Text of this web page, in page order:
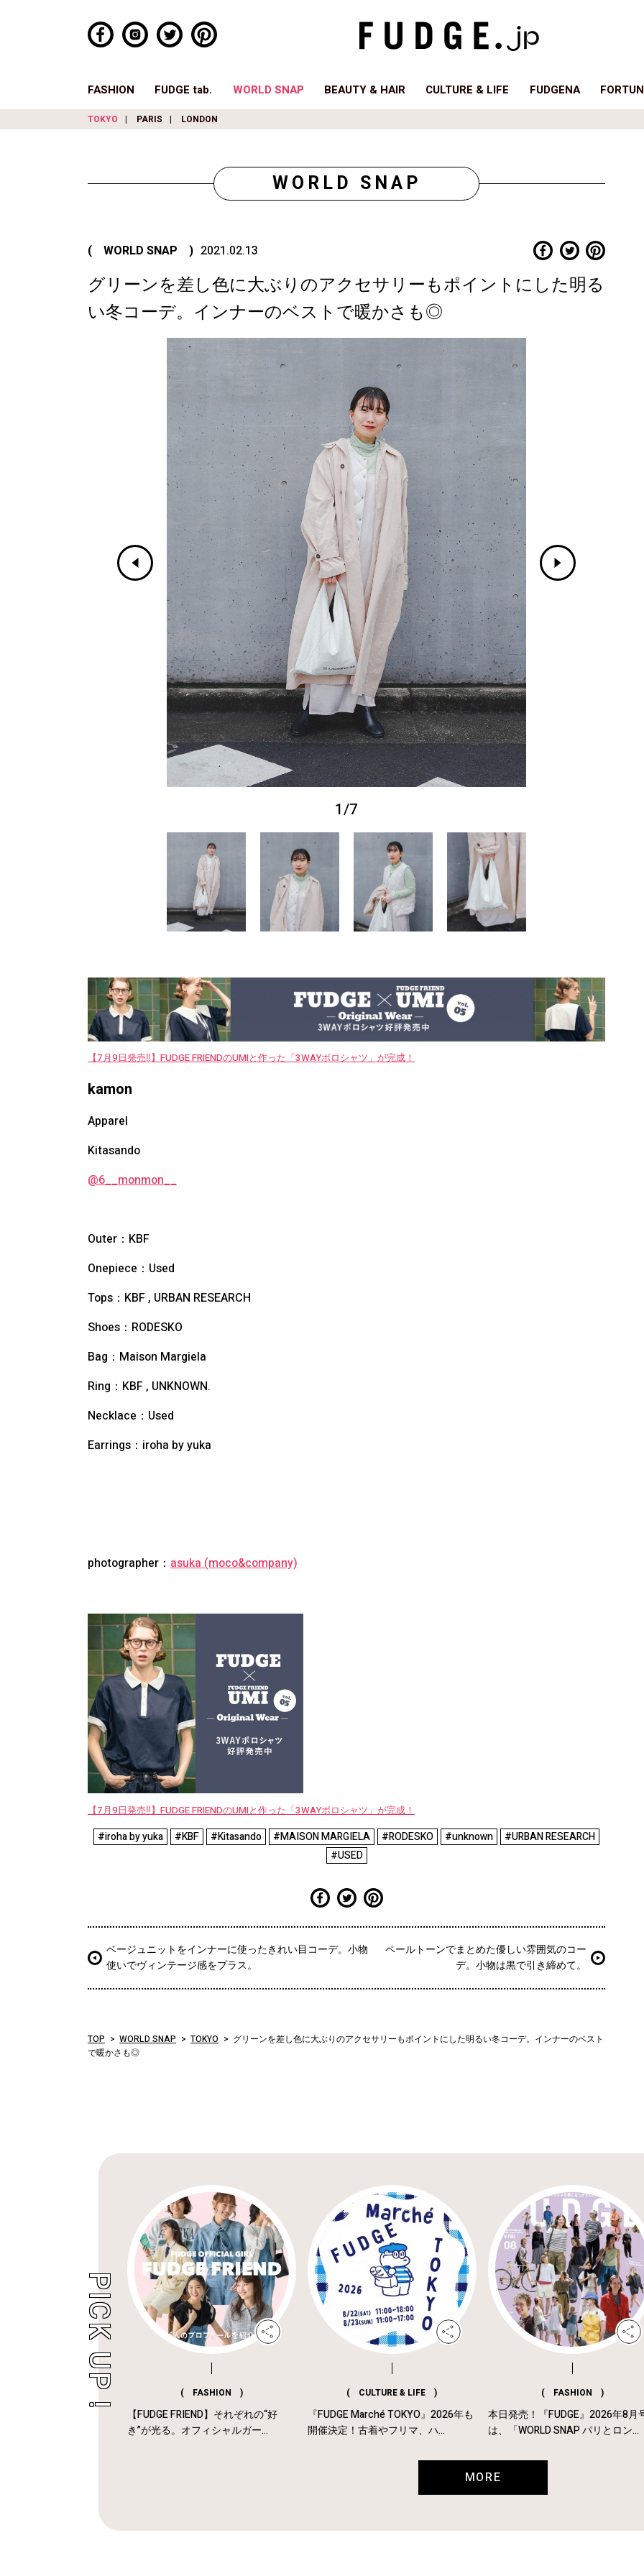
FASHION FUDGE tab. WORLD SNAP BEAUTY & HAIR CULTURE & LIFE FUDGENA
TOKYO PARIS LONDON
WORLD SNAP
( WORLD SNAP ) 2021.02.13
グリーンを差し色に大ぶりのアクセサリーもポイントにした明る
い冬コーデ。インナーのベストで暖かさも◎
1/7
【7月9日発売‼︎】FUDGE FRIENDのUMIと作った「3WAYポロシャツ」が完成！
kamon
Apparel
Kitasando
@6__monmon__
Outer：KBF
Onepiece：Used
Tops：KBF , URBAN RESEARCH
Shoes：RODESKO
Bag：Maison Margiela
Ring：KBF , UNKNOWN.
Necklace：Used
Earrings：iroha by yuka
photographer： asuka (moco&company)
【7月9日発売‼︎】FUDGE FRIENDのUMIと作った「3WAYポロシャツ」が完成！
#iroha by yuka #KBF #Kitasando #MAISON MARGIELA #RODESKO #unknown
#URBAN RESEARCH
#USED
ベージュニットをインナーに使ったきれい目コーデ。小物
使いでヴィンテージ感をプラス。
ペールトーンでまとめた優しい雰囲気のコー
デ。小物は黒で引き締めて。
TOP WORLD SNAP TOKYO
グリーンを差し色に大ぶりのアクセサリーもポイントにした明るい冬コーデ。インナーのベスト
で暖かさも◎
( FASHION )
【FUDGE FRIEND】それぞれの“好
き”が光る。オフィシャルガー...
( CULTURE & LIFE )
『FUDGE Marché TOKYO』2026年も
開催決定！古着やフリマ、ハ...
( FASHION )
本日発売！『FUDGE』2026年8月
は、「WORLD SNAP パリとロン...
MORE